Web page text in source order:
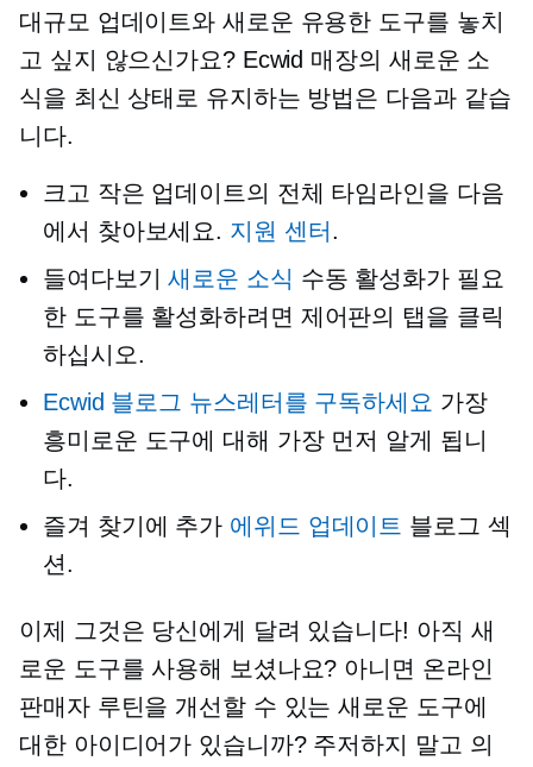
대규모 업데이트와 새로운 유용한 도구를 놓치
고 싶지 않으신가요? Ecwid 매장의 새로운 소
식을 최신 상태로 유지하는 방법은 다음과 같습
니다.
크고 작은 업데이트의 전체 타임라인을 다음
에서 찾아보세요. 지원 센터 .
들여다보기새로운 소식 수동 활성화가 필요
한 도구를 활성화하려면 제어판의 탭을 클릭
하십시오.
Ecwid 블로그 뉴스레터를 구독하세요 가장
흥미로운 도구에 대해 가장 먼저 알게 됩니
다.
즐겨 찾기에 추가 에위드 업데이트 블로그 섹
션.
이제 그것은 당신에게 달려 있습니다! 아직 새
로운 도구를 사용해 보셨나요? 아니면 온라인
판매자 루틴을 개선할 수 있는 새로운 도구에
대한 아이디어가 있습니까? 주저하지 말고 의